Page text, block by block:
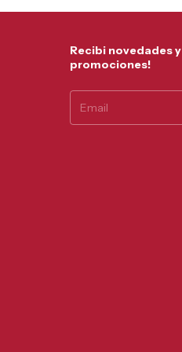
Recibi novedades y
promociones!